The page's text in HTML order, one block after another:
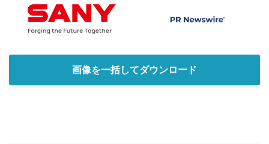
画像を一括してダウンロード